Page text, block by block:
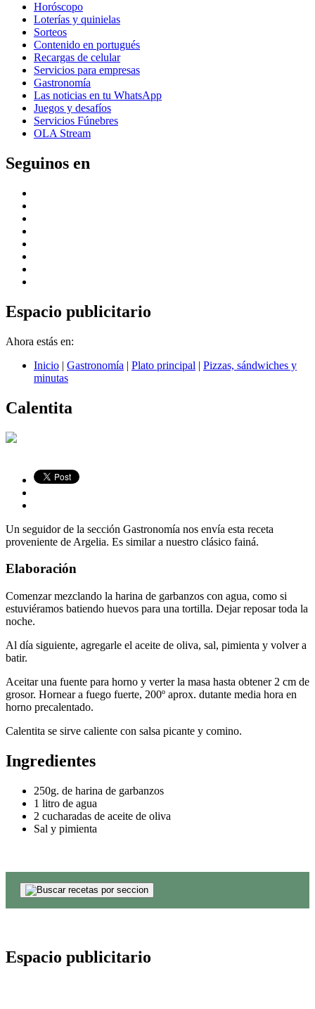
Horóscopo
Loterías y quinielas
Sorteos
Contenido en portugués
Recargas de celular
Servicios para empresas
Gastronomía
Las noticias en tu WhatsApp
Juegos y desafíos
Servicios Fúnebres
OLA Stream
Seguinos en
Espacio publicitario
Ahora estás en:
Inicio | Gastronomía | Plato principal | Pizzas, sándwiches y
minutas
Calentita
Un seguidor de la sección Gastronomía nos envía esta receta
proveniente de Argelia. Es similar a nuestro clásico fainá.
Elaboración
Comenzar mezclando la harina de garbanzos con agua, como si
estuviéramos batiendo huevos para una tortilla. Dejar reposar toda la
noche.
Al día siguiente, agregarle el aceite de oliva, sal, pimienta y volver a
batir.
Aceitar una fuente para horno y verter la masa hasta obtener 2 cm de
grosor. Hornear a fuego fuerte, 200º aprox. dutante media hora en
horno precalentado.
Calentita se sirve caliente con salsa picante y comino.
Ingredientes
250g. de harina de garbanzos
1 litro de agua
2 cucharadas de aceite de oliva
Sal y pimienta
Espacio publicitario